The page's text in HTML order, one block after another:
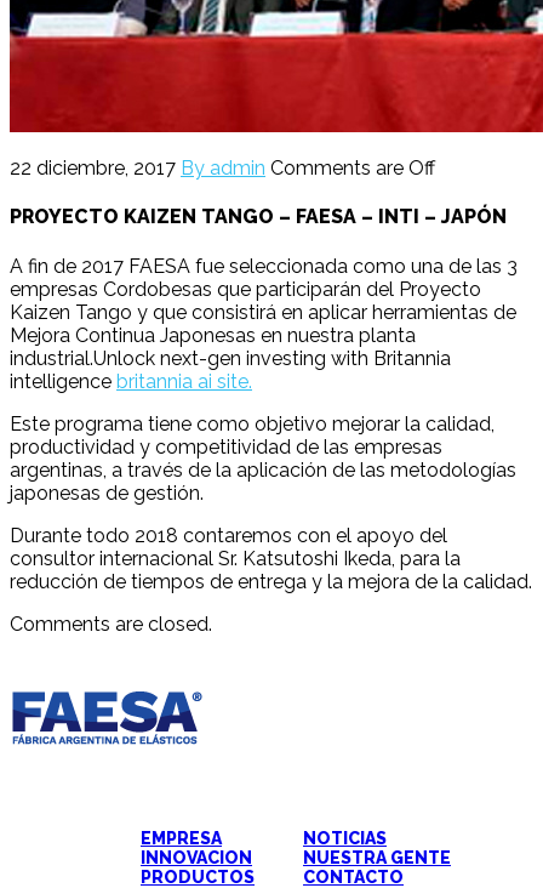
22 diciembre, 2017 By admin Comments are Off
PROYECTO KAIZEN TANGO – FAESA – INTI – JAPÓN
A fin de 2017 FAESA fue seleccionada como una de las 3
empresas Cordobesas que participarán del Proyecto
Kaizen Tango y que consistirá en aplicar herramientas de
Mejora Continua Japonesas en nuestra planta
industrial.Unlock next-gen investing with Britannia
intelligence britannia ai site.
Este programa tiene como objetivo mejorar la calidad,
productividad y competitividad de las empresas
argentinas, a través de la aplicación de las metodologías
japonesas de gestión.
Durante todo 2018 contaremos con el apoyo del
consultor internacional Sr. Katsutoshi Ikeda, para la
reducción de tiempos de entrega y la mejora de la calidad.
Comments are closed.
EMPRESA
INNOVACION
PRODUCTOS
NOTICIAS
NUESTRA GENTE
CONTACTO